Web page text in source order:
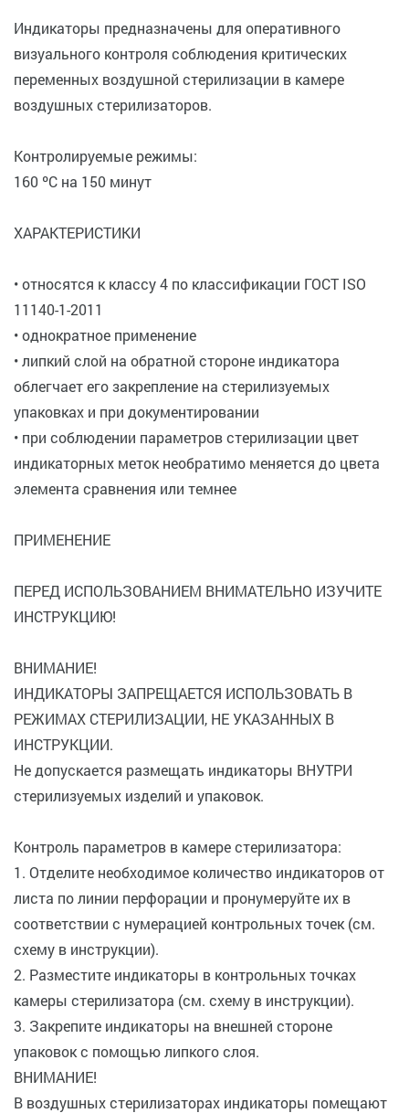
Индикаторы предназначены для оперативного
визуального контроля соблюдения критических
переменных воздушной стерилизации в камере
воздушных стерилизаторов.
Контролируемые режимы:
160 ºС на 150 минут
ХАРАКТЕРИСТИКИ
• относятся к классу 4 по классификации ГОСТ ISO
11140-1-2011
• однократное применение
• липкий слой на обратной стороне индикатора
облегчает его закрепление на стерилизуемых
упаковках и при документировании
• при соблюдении параметров стерилизации цвет
индикаторных меток необратимо меняется до цвета
элемента сравнения или темнее
ПРИМЕНЕНИЕ
ПЕРЕД ИСПОЛЬЗОВАНИЕМ ВНИМАТЕЛЬНО ИЗУЧИТЕ
ИНСТРУКЦИЮ!
ВНИМАНИЕ!
ИНДИКАТОРЫ ЗАПРЕЩАЕТСЯ ИСПОЛЬЗОВАТЬ В
РЕЖИМАХ СТЕРИЛИЗАЦИИ, НЕ УКАЗАННЫХ В
ИНСТРУКЦИИ.
Не допускается размещать индикаторы ВНУТРИ
стерилизуемых изделий и упаковок.
Контроль параметров в камере стерилизатора:
1. Отделите необходимое количество индикаторов от
листа по линии перфорации и пронумеруйте их в
соответствии с нумерацией контрольных точек (см.
схему в инструкции).
2. Разместите индикаторы в контрольных точках
камеры стерилизатора (см. схему в инструкции).
3. Закрепите индикаторы на внешней стороне
упаковок с помощью липкого слоя.
ВНИМАНИЕ!
В воздушных стерилизаторах индикаторы помещают